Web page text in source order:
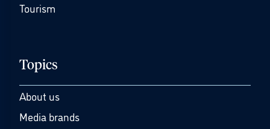
Tourism
Topics
About us
Media brands